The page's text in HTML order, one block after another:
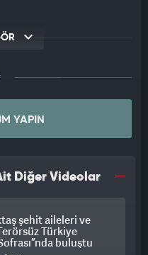
YAPIN
Diğer Videolar
şehit aileleri ve
Türkiye
buluştu